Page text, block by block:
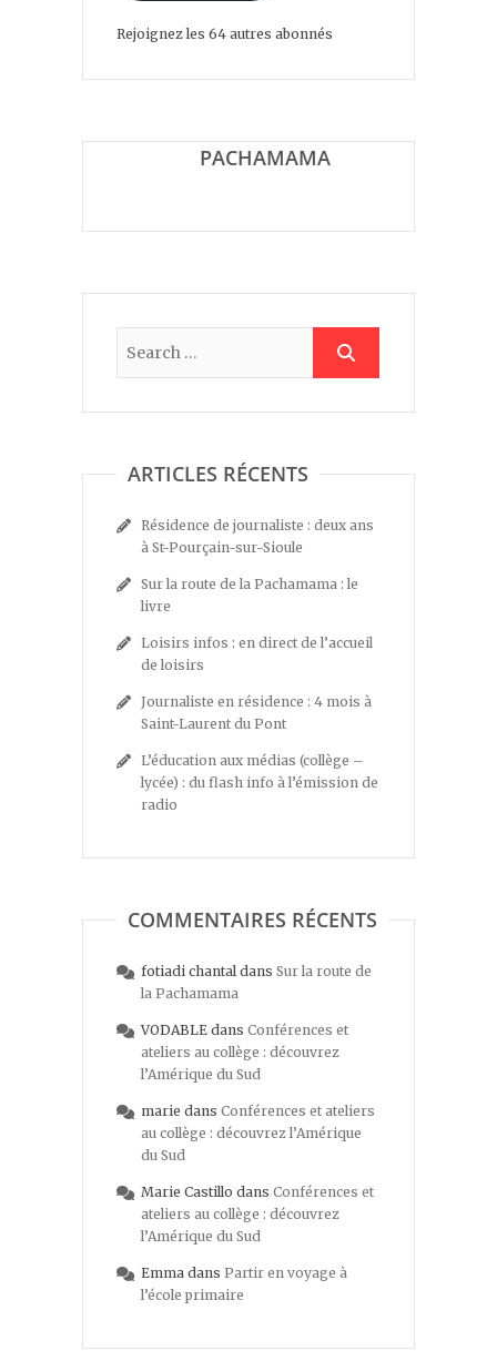
Rejoignez les 64 autres abonnés
PACHAMAMA
ARTICLES RÉCENTS
Résidence de journaliste : deux ans
à St-Pourçain-sur-Sioule
Sur la route de la Pachamama : le
livre
Loisirs infos : en direct de l’accueil
de loisirs
Journaliste en résidence : 4 mois à
Saint-Laurent du Pont
L’éducation aux médias (collège –
lycée) : du flash info à l’émission de
radio
COMMENTAIRES RÉCENTS
fotiadi chantal dans Sur la route de
la Pachamama
VODABLE dans Conférences et
ateliers au collège : découvrez
l’Amérique du Sud
marie dans Conférences et ateliers
au collège : découvrez l’Amérique
du Sud
Marie Castillo dans Conférences et
ateliers au collège : découvrez
l’Amérique du Sud
Emma dans Partir en voyage à
l’école primaire